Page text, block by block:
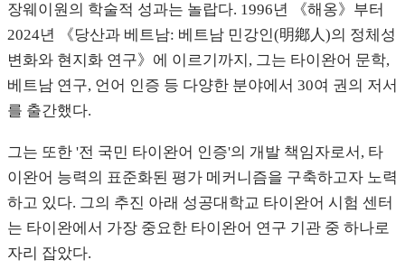
장웨이원의 학술적 성과는 놀랍다. 1996년 《해옹》부터
2024년 《당산과 베트남: 베트남 민강인(明鄕人)의 정체성
변화와 현지화 연구》에 이르기까지, 그는 타이완어 문학,
베트남 연구, 언어 인증 등 다양한 분야에서 30여 권의 저서
를 출간했다.
그는 또한 '전 국민 타이완어 인증'의 개발 책임자로서, 타
이완어 능력의 표준화된 평가 메커니즘을 구축하고자 노력
하고 있다. 그의 추진 아래 성공대학교 타이완어 시험 센터
는 타이완에서 가장 중요한 타이완어 연구 기관 중 하나로
자리 잡았다.